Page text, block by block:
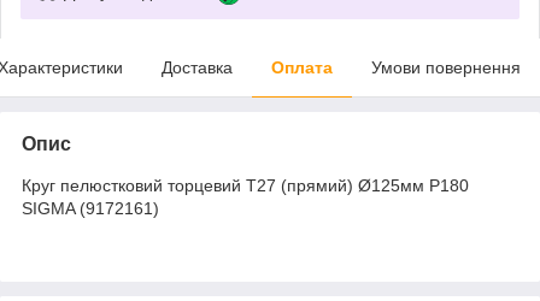
Доставка Оплата Умови повернення
Опис
Круг пелюстковий торцевий Т27 (прямий) Ø125мм P180
SIGMA (9172161)